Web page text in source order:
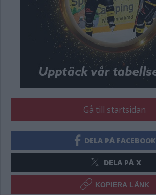
Gå till startsidan
DELA PÅ FACEBOOK
DELA PÅ X
KOPIERA LÄNK